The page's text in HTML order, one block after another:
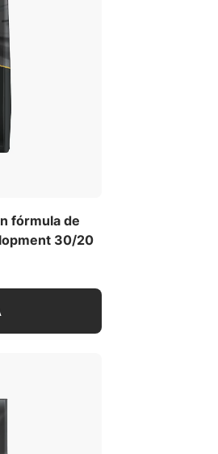
fórmula de
30/20